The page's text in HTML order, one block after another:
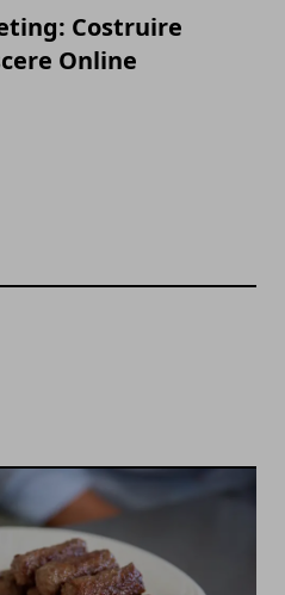
Costruire
Online